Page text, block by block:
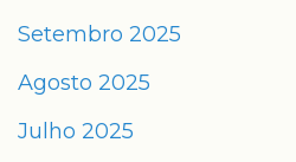
Setembro 2025
Agosto 2025
Julho 2025